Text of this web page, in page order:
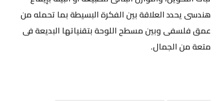
هندسى يحدد العلاقة بين الفكرة البسيطة بما تحمله من
عمق فلسفى وبين مسطح اللوحة بتقنياتها البديعة فى
متعة من الجمال.